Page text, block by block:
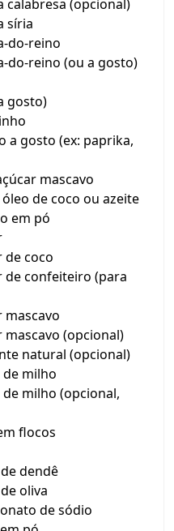
calabresa (opcional)
síria
do-reino
do-reino (ou a gosto)
gosto)
a gosto (ex: paprika,
mascavo
de coco ou azeite
em pó
de coco
de confeiteiro (para
mascavo
mascavo (opcional)
natural (opcional)
de milho
milho (opcional,
flocos
dendê
oliva
de sódio